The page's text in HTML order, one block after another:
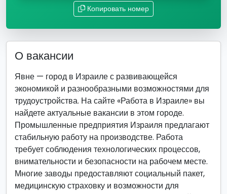
Копировать номер
О вакансии
Явне — город в Израиле с развивающейся
экономикой и разнообразными возможностями для
трудоустройства. На сайте «Работа в Израиле» вы
найдете актуальные вакансии в этом городе.
Промышленные предприятия Израиля предлагают
стабильную работу на производстве. Работа
требует соблюдения технологических процессов,
внимательности и безопасности на рабочем месте.
Многие заводы предоставляют социальный пакет,
медицинскую страховку и возможности для